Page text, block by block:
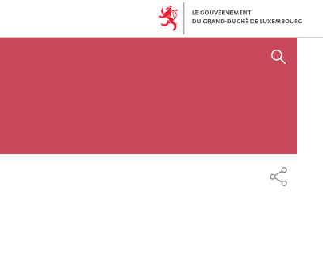
AFFICHER / MASQUER